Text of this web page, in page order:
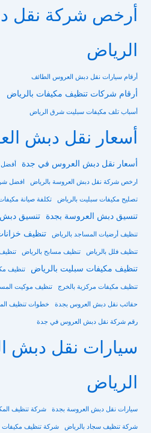
أرخص شركة نقل
الرياض
أرقام سيارات نقل دبش العروس الطائف
أرقام شركات تنظيف مكيفات بالرياض
أسباب تلف مكيفات سبليت شرق الرياض
أسعار نقل دبش
أسعار نقل دبش العروس في جدة أفضل
ارخص شركة نقل دبش العروسة بالرياض افضل
تصليح مكيفات سبليت بالرياض تكلفة صيانة
تنسيق دبش العروسة بجدة تنسيق
تنظيف أرضيات المساجد بالرياض تنظيف
تنظيف فلل بالرياض تنظيف مسابح بالرياض
تنظيف مكيفات سبليت بالرياض تنظيف
تنظيف مكيفات مركزية بالخرج تنظيف موكيت
حقائب نقل دبش العروس بجدة خطوات تنظيف
رقم شركة نقل دبش العروس في جدة
سيارات نقل دبش
الرياض
سيارات نقل دبش العروسة بجدة شركة تنظيف
شركة تنظيف سجاد بالرياض شركة تنظيف مكيفات